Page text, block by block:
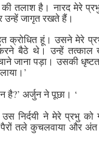
तलाश है। नारद मेरे
उन्हें जागृत रखते हैं।
क्रोधित हूं। उसने मेरे
बैठे थे। उन्हें तत्काल
जाना पड़ा। उसकी
है?’ अर्जुन ने पूछा। ‘
उस निर्दयी ने मेरे प्रभु
पैरों तले कुचलवाया और